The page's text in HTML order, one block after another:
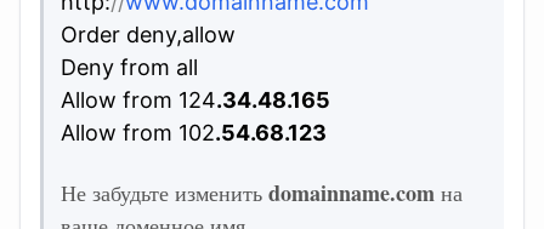
Order deny,allow
Deny from all
Allow from 124.34.48.165
Allow from 102.54.68.123
Не забудьте изменитьdomainname.com на